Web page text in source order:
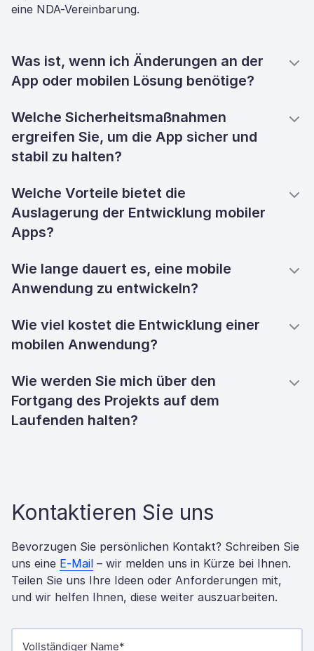
eine NDA-Vereinbarung.
Was ist, wenn ich Änderungen an der
App oder mobilen Lösung benötige?
Welche Sicherheitsmaßnahmen
ergreifen Sie, um die App sicher und
stabil zu halten?
Welche Vorteile bietet die
Auslagerung der Entwicklung mobiler
Apps?
Wie lange dauert es, eine mobile
Anwendung zu entwickeln?
Wie viel kostet die Entwicklung einer
mobilen Anwendung?
Wie werden Sie mich über den
Fortgang des Projekts auf dem
Laufenden halten?
Kontaktieren Sie uns
Bevorzugen Sie persönlichen Kontakt? Schreiben Sie
uns eine E-Mail – wir melden uns in Kürze bei Ihnen.
Teilen Sie uns Ihre Ideen oder Anforderungen mit,
und wir helfen Ihnen, diese weiter auszuarbeiten.